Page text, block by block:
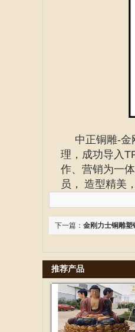
中正铜雕-金
理，成功导入
作、营销为一
员， 造型精美
下一篇： 金刚力士铜雕塑
推荐产品